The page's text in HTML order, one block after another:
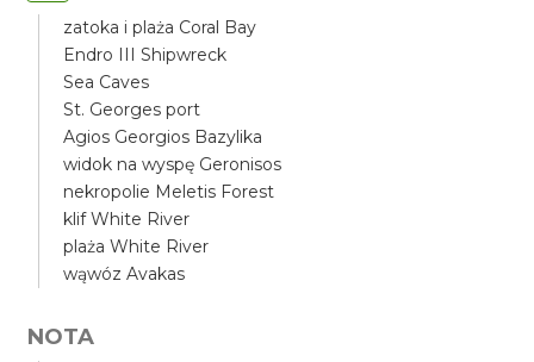
zatoka i plaża Coral Bay
Endro III Shipwreck
Sea Caves
St. Georges port
Agios Georgios Bazylika
widok na wyspę Geronisos
nekropolie Meletis Forest
klif White River
plaża White River
wąwóz Avakas
NOTA